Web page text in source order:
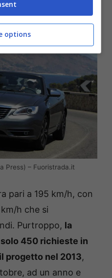
di picco di coppia.
Press) – Fuoristrada.it
pari a 195 km/h, con
h che si
Purtroppo, la
450 richieste in
progetto nel 2013,
ad un anno e
options